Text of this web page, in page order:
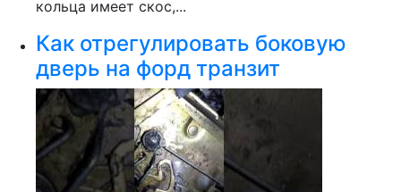
кольца имеет скос,...
Как отрегулировать боковую
дверь на форд транзит